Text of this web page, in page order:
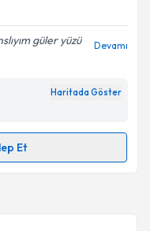
ilişkin
Aydınlatma
belirtilen
ediyorum.
güler yüzü
Devamı
Haritada Göster
Et